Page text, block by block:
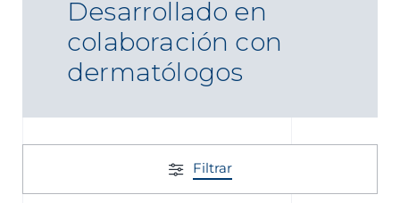
Desarrollado en
colaboración con
dermatólogos
Filtrar